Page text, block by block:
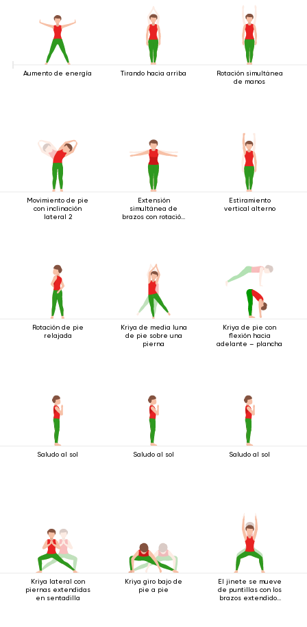
Aumento de energía Tirando hacia arriba
Rotación simultánea
de manos
Movimiento de pie
con inclinación
lateral 2
Extensión
simultánea de
brazos con rotación
Estiramiento
vertical alterno
Rotación de pie
relajada
Kriya de media luna
de pie sobre una
pierna
Kriya de pie con
flexión hacia
adelante – plancha
Saludo al sol Saludo al sol Saludo al sol
Kriya lateral con
piernas extendidas
en sentadilla
Kriya giro bajo de
pie a pie
El jinete se mueve
de puntillas con los
brazos extendidos